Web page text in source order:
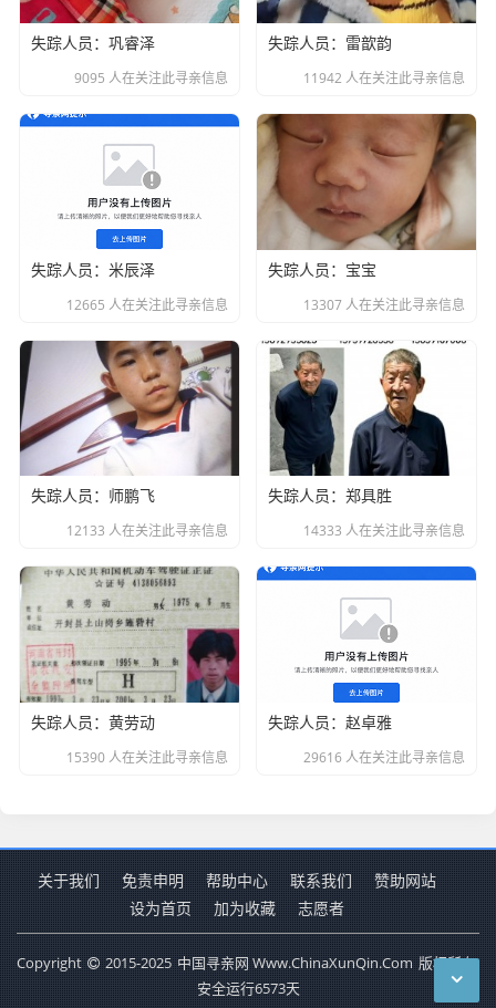
失踪人员：巩睿泽
9095 人在关注此寻亲信息
失踪人员：雷歆韵
11942 人在关注此寻亲信息
失踪人员：米辰泽
12665 人在关注此寻亲信息
失踪人员：宝宝
13307 人在关注此寻亲信息
失踪人员：师鹏飞
12133 人在关注此寻亲信息
失踪人员：郑具胜
14333 人在关注此寻亲信息
失踪人员：黄劳动
15390 人在关注此寻亲信息
失踪人员：赵卓雅
29616 人在关注此寻亲信息
关于我们 免责申明 帮助中心 联系我们
赞助网站
设为首页
加为收藏 志愿者
Copyright 2015-2025 中国寻亲网 Www.ChinaXunQin.Com 版权所有.
安全运行6573天